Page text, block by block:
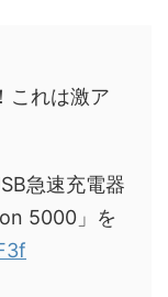
これは激ア
急速充電器
5000」を